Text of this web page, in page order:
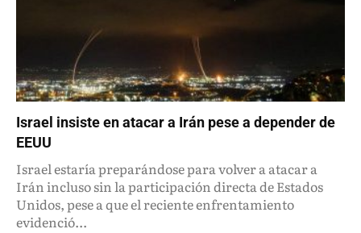
Israel insiste en atacar a Irán pese a depender de
EEUU
Israel estaría preparándose para volver a atacar a
Irán incluso sin la participación directa de Estados
Unidos, pese a que el reciente enfrentamiento
evidenció...